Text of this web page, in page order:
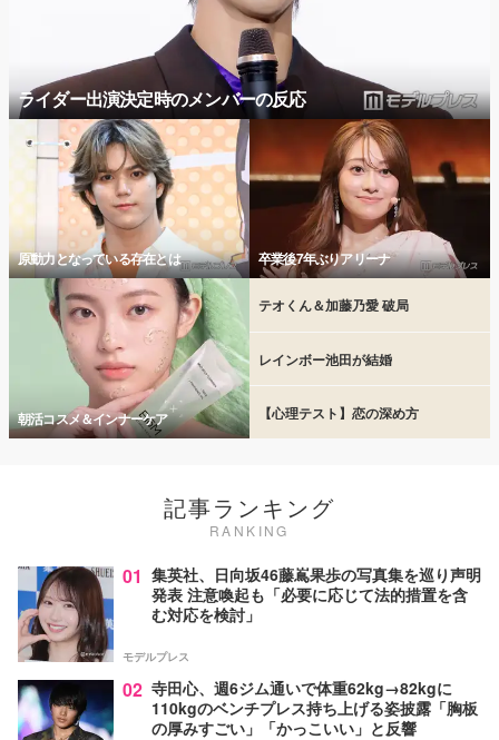
ライダー出演決定時のメンバーの反応
原動力となっている存在とは 卒業後7年ぶりアリーナ
朝活コスメ＆インナーケア
テオくん＆加藤乃愛 破局
レインボー池田が結婚
【心理テスト】恋の深め方
記事ランキング
RANKING
01 集英社、日向坂46藤嶌果歩の写真集を巡り声明
発表 注意喚起も「必要に応じて法的措置を含
む対応を検討」
モデルプレス
02 寺田心、週6ジム通いで体重62kg→82kgに
110kgのベンチプレス持ち上げる姿披露「胸板
の厚みすごい」「かっこいい」と反響